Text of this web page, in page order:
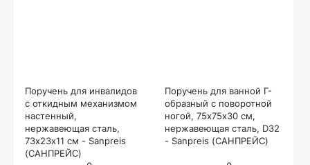
Поручень для инвалидов
с откидным механизмом
настенный,
нержавеющая сталь,
73х23х11 см - Sanpreis
(САНПРЕЙС)
Поручень для ванной Г-
образный с поворотной
ногой, 75х75x30 см,
нержавеющая сталь, D32
- Sanpreis (САНПРЕЙС)